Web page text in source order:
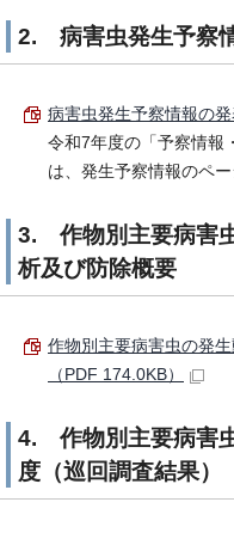
2. 病害虫発生予察
病害虫発生予察情報の
令和7年度の「予察情報
は、発生予察情報のペ
3. 作物別主要病害
析及び防除概要
作物別主要病害虫の発
（PDF 174.0KB）
4. 作物別主要病害
度（巡回調査結果）